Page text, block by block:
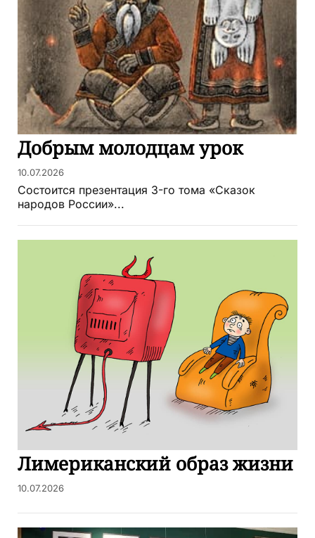
Добрым молодцам урок
10.07.2026
Состоится презентация 3-го тома «Сказок
народов России»...
Лимериканский образ жизни
10.07.2026